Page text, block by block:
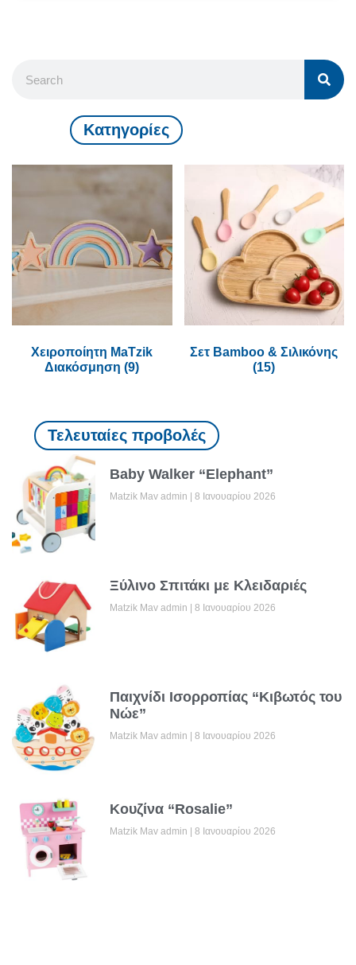
Kατηγορίες
Χειροποίητη MaTzik
Διακόσμηση(9)
Σετ Bamboo & Σιλικόνης
(15)
Τελευταίες προβολές
Baby Walker “Elephant”
Matzik Mav admin 8 Ιανουαρίου 2026
Ξύλινο Σπιτάκι με Κλειδαριές
Matzik Mav admin 8 Ιανουαρίου 2026
Παιχνίδι Ισορροπίας “Κιβωτός του
Νώε”
Matzik Mav admin 8 Ιανουαρίου 2026
Κουζίνα “Rosalie”
Matzik Mav admin 8 Ιανουαρίου 2026